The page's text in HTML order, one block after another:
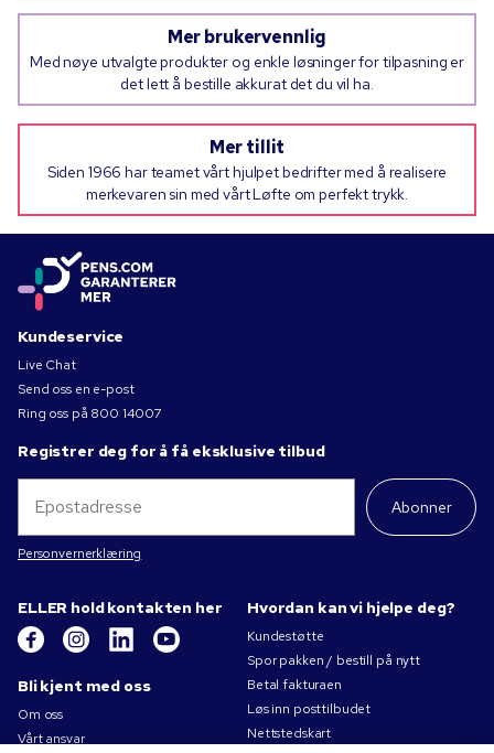
Mer brukervennlig
Med nøye utvalgte produkter og enkle løsninger for tilpasning er
det lett å bestille akkurat det du vil ha.
Mer tillit
Siden 1966 har teamet vårt hjulpet bedrifter med å realisere
merkevaren sin med vårt Løfte om perfekt trykk.
Kundeservice
Live Chat
Send oss en e-post
Ring oss på 800 14007
Registrer deg for å få eksklusive tilbud
Abonner
Personvernerklæring
ELLER hold kontakten her
Bli kjent med oss
Om oss
Vårt ansvar
Hvordan kan vi hjelpe deg?
Kundestøtte
Spor pakken / bestill på nytt
Betal fakturaen
Løs inn posttilbudet
Nettstedskart